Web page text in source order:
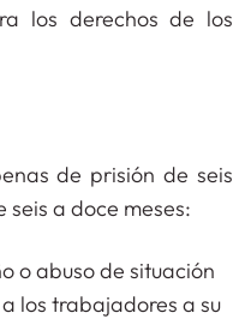
los derechos de los
de prisión de seis
seis a doce meses:
o abuso de situación
los trabajadores a su